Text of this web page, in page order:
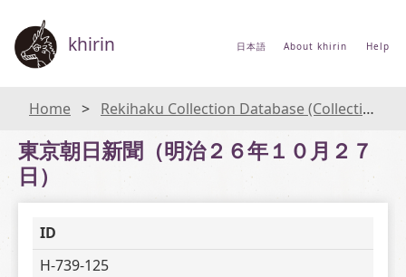
khirin 日本語 About khirin Help
Home Rekihaku Collection Database (Collections Database of the National Museum of Japanese History)
東京朝日新聞（明治２６年１０月２７
日）
ID
H-739-125